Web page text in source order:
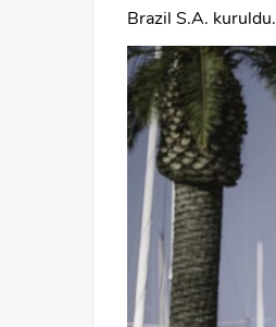
Brazil S.A. kuruldu.